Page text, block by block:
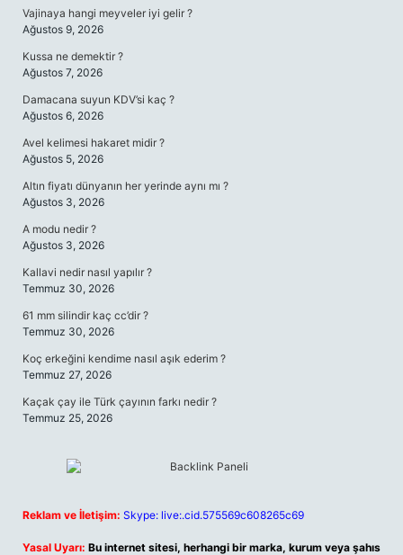
Vajinaya hangi meyveler iyi gelir ?
Ağustos 9, 2026
Kussa ne demektir ?
Ağustos 7, 2026
Damacana suyun KDV’si kaç ?
Ağustos 6, 2026
Avel kelimesi hakaret midir ?
Ağustos 5, 2026
Altın fiyatı dünyanın her yerinde aynı mı ?
Ağustos 3, 2026
A modu nedir ?
Ağustos 3, 2026
Kallavi nedir nasıl yapılır ?
Temmuz 30, 2026
61 mm silindir kaç cc’dir ?
Temmuz 30, 2026
Koç erkeğini kendime nasıl aşık ederim ?
Temmuz 27, 2026
Kaçak çay ile Türk çayının farkı nedir ?
Temmuz 25, 2026
Reklam ve İletişim: Skype: live:.cid.575569c608265c69
Yasal Uyarı: Bu internet sitesi, herhangi bir marka, kurum veya şahıs